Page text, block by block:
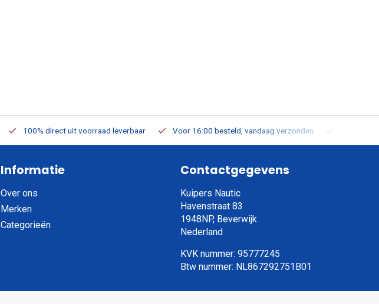
100% direct uit voorraad leverbaar Voor 16:00 besteld, vandaag verzonden
Informatie
Over ons
Merken
Categorieën
Contactgegevens
Kuipers Nautic
Havenstraat 83
1948NP, Beverwijk
Nederland
KVK nummer: 95777245
Btw nummer: NL867292751B01